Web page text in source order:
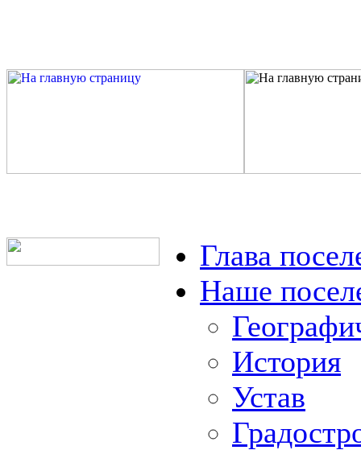
Глава
Наше
История
Устав